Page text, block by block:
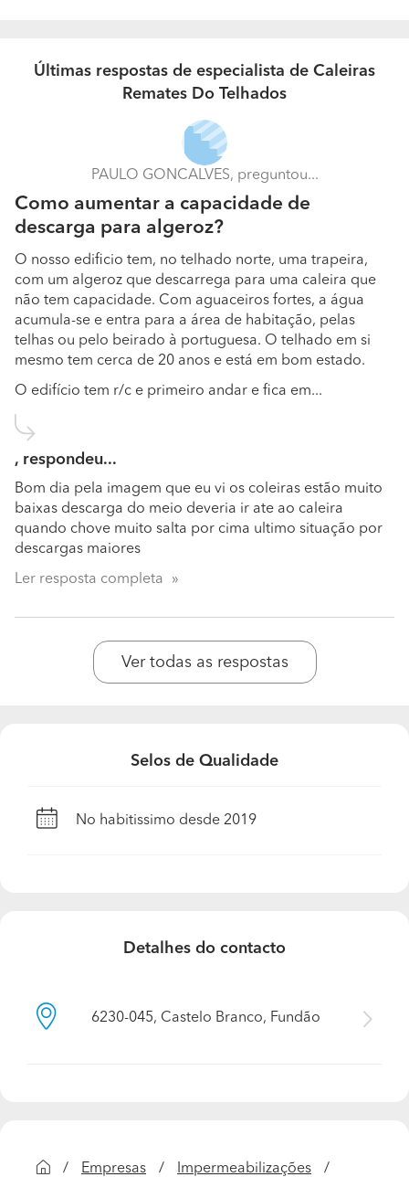
Últimas respostas de especialista de Caleiras
Remates Do Telhados
PAULO GONCALVES, preguntou...
Como aumentar a capacidade de
descarga para algeroz?
O nosso edificio tem, no telhado norte, uma trapeira,
com um algeroz que descarrega para uma caleira que
não tem capacidade. Com aguaceiros fortes, a água
acumula-se e entra para a área de habitação, pelas
telhas ou pelo beirado à portuguesa. O telhado em si
mesmo tem cerca de 20 anos e está em bom estado.
O edifício tem r/c e primeiro andar e fica em...
, respondeu...
Bom dia pela imagem que eu vi os coleiras estão muito
baixas descarga do meio deveria ir ate ao caleira
quando chove muito salta por cima ultimo situação por
descargas maiores
Ler resposta completa
Ver todas as respostas
Selos de Qualidade
No habitissimo desde 2019
Detalhes do contacto
6230-045, Castelo Branco, Fundão
Empresas
Impermeabilizações